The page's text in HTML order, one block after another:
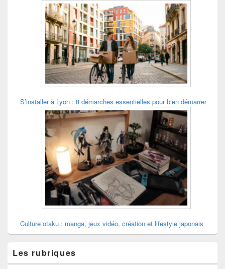
S’installer à Lyon : 8 démarches essentielles pour bien démarrer
Culture otaku : manga, jeux vidéo, création et lifestyle japonais
Les rubriques